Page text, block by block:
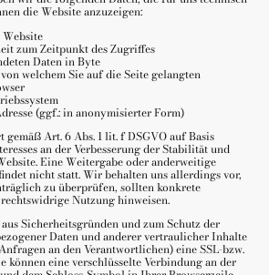
die Website anzuzeigen:
Website
zum Zeitpunkt des Zugriffes
Daten in Byte
welchem Sie auf die Seite gelangten
(ggf.: in anonymisierter Form)
Art. 6 Abs. 1 lit. f DSGVO auf Basis
an der Verbesserung der Stabilität und
Eine Weitergabe oder anderweitige
nicht statt. Wir behalten uns allerdings vor,
zu überprüfen, sollten konkrete
Nutzung hinweisen.
Sicherheitsgründen und zum Schutz der
Daten und anderer vertraulicher Inhalte
an den Verantwortlichen) eine SSL-bzw.
können eine verschlüsselte Verbindung an der